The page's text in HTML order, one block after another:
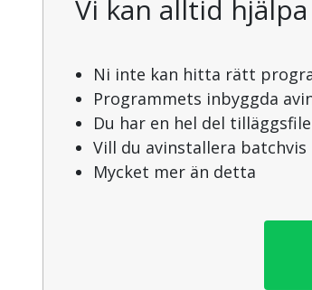
Vi kan alltid
Ni inte kan hitta rätt
Programmets inbyggda
Du har en hel del
Vill du avinstallera batchvis
Mycket mer än detta